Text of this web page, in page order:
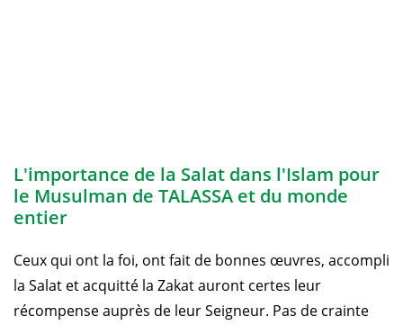
L'importance de la Salat dans l'Islam pour
le Musulman de TALASSA et du monde
entier
Ceux qui ont la foi, ont fait de bonnes œuvres, accompli
la Salat et acquitté la Zakat auront certes leur
récompense auprès de leur Seigneur. Pas de crainte